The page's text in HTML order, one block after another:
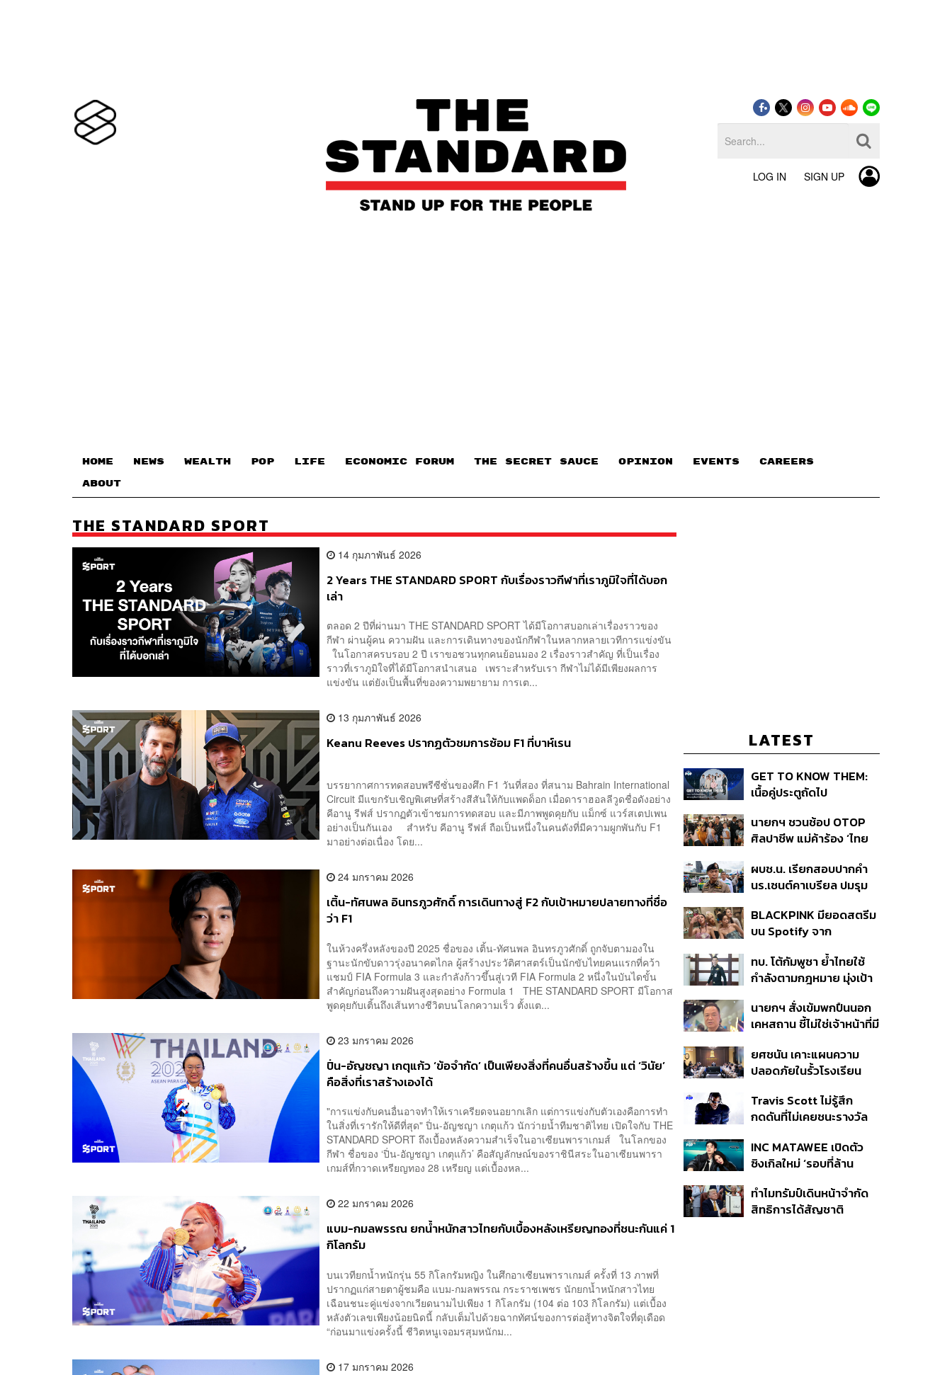
LOG IN SIGN UP
HOME NEWS WEALTH POP LIFE ECONOMIC FORUM THE SECRET SAUCE​ OPINION EVENTS CAREERS
ABOUT
THE STANDARD SPORT
14 กุมภาพันธ์ 2026
2 Years THE STANDARD SPORT กับเรื่องราวกีฬาที่เราภูมิใจที่ได้บอก
เล่า
ตลอด 2 ปีที่ผ่านมา THE STANDARD SPORT ได้มีโอกาสบอกเล่าเรื่องราวของ
กีฬา ผ่านผู้คน ความฝัน และการเดินทางของนักกีฬาในหลากหลายเวทีการแข่งขัน
ในโอกาสครบรอบ 2 ปี เราขอชวนทุกคนย้อนมอง 2 เรื่องราวสำคัญ ที่เป็นเรื่อง
ราวที่เราภูมิใจที่ได้มีโอกาสนำเสนอ เพราะสำหรับเรา กีฬาไม่ได้มีเพียงผลการ
แข่งขัน แต่ยังเป็นพื้นที่ของความพยายาม การเต...
13 กุมภาพันธ์ 2026
Keanu Reeves ปรากฏตัวชมการซ้อม F1 ที่บาห์เรน
บรรยากาศการทดสอบพรีซีซั่นของศึก F1 วันที่สอง ที่สนาม Bahrain International
Circuit มีแขกรับเชิญพิเศษที่สร้างสีสันให้กับแพดด็อก เมื่อดาราฮอลลีวูดชื่อดังอย่าง
คีอานู รีฟส์ ปรากฏตัวเข้าชมการทดสอบ และมีภาพพูดคุยกับ แม็กซ์ แวร์สเตปเพน
อย่างเป็นกันเอง สำหรับ คีอานู รีฟส์ ถือเป็นหนึ่งในคนดังที่มีความผูกพันกับ F1
มาอย่างต่อเนื่อง โดย...
24 มกราคม 2026
เติ้น-ทัศนพล อินทรภูวศักดิ์ การเดินทางสู่ F2 กับเป้าหมายปลายทางที่ชื่อ
ว่า F1
ในห้วงครึ่งหลังของปี 2025 ชื่อของ เติ้น-ทัศนพล อินทรภูวศักดิ์ ถูกจับตามองใน
ฐานะนักขับดาวรุ่งอนาคตไกล ผู้สร้างประวัติศาสตร์เป็นนักขับไทยคนแรกที่คว้า
แชมป์ FIA Formula 3 และกำลังก้าวขึ้นสู่เวที FIA Formula 2 หนึ่งในบันไดขั้น
สำคัญก่อนถึงความฝันสูงสุดอย่าง Formula 1 THE STANDARD SPORT มีโอกาส
พูดคุยกับเติ้นถึงเส้นทางชีวิตบนโลกความเร็ว ตั้งแต...
23 มกราคม 2026
ปิ่น-อัญชญา เกตุแก้ว ‘ข้อจำกัด’ เป็นเพียงสิ่งที่คนอื่นสร้างขึ้น แต่ ‘วินัย’
คือสิ่งที่เราสร้างเองได้
"การแข่งกับคนอื่นอาจทำให้เราเครียดจนอยากเลิก แต่การแข่งกับตัวเองคือการทำ
ในสิ่งที่เรารักให้ดีที่สุด" ปิ่น-อัญชญา เกตุแก้ว นักว่ายน้ำทีมชาติไทย เปิดใจกับ THE
STANDARD SPORT ถึงเบื้องหลังความสำเร็จในอาเซียนพาราเกมส์ ในโลกของ
กีฬา ชื่อของ ‘ปิ่น-อัญชญา เกตุแก้ว’ คือสัญลักษณ์ของราชินีสระในอาเซียนพารา
เกมส์ที่กวาดเหรียญทอง 28 เหรียญ แต่เบื้องหล...
22 มกราคม 2026
แบม-กมลพรรณ ยกน้ำหนักสาวไทยกับเบื้องหลังเหรียญทองที่ชนะกันแค่ 1
กิโลกรัม
บนเวทียกน้ำหนักรุ่น 55 กิโลกรัมหญิง ในศึกอาเซียนพาราเกมส์ ครั้งที่ 13 ภาพที่
ปรากฏแก่สายตาผู้ชมคือ แบม-กมลพรรณ กระราชเพชร นักยกน้ำหนักสาวไทย
เฉือนชนะคู่แข่งจากเวียดนามไปเพียง 1 กิโลกรัม (104 ต่อ 103 กิโลกรัม) แต่เบื้อง
หลังตัวเลขเพียงน้อยนิดนี้ กลับเต็มไปด้วยฉากทัศน์ของการต่อสู้ทางจิตใจที่ดุเดือด
“ก่อนมาแข่งครั้งนี้ ชีวิตหนูเจอมรสุมหนักม...
17 มกราคม 2026
LATEST
GET TO KNOW THEM:
เนื้อคู่ประตูถัดไป
นายกฯ ชวนช้อป OTOP
ศิลปาชีพ แม่ค้าร้อง ‘ไทย
ถามมีต่อไหม นายกฯ ตอบ
‘เดี๋ยวจะพยายาม’
ผบช.น. เรียกสอบปากคำ
นร.เซนต์คาเบรียล ปมรุม
ดำเนินคดีแล้ว
BLACKPINK มียอดสตรีม
บน Spotify จาก
ครั้ง ตลอด 10 ปีที่ผ่านมา
ทบ. โต้กัมพูชา ย้ำไทยใช้
กำลังตามกฎหมาย มุ่งเป้า
หายไทยไม่อาจลบด้วย
ข้อมูลบิดเบือน
นายกฯ สั่งเข้มพกปืนนอก
เคหสถาน ชี้ไม่ใช่เจ้าหน้าที่มี
ก่อเหตุ เจ้าของร่วมรับผิด
ยศชนัน เคาะแผนความ
ปลอดภัยในรั้วโรงเรียน
ดูแล-คุมเข้มคัดกรองสิ่ง
ผิดกฎหมาย
Travis Scott ไม่รู้สึก
กดดันที่ไม่เคยชนะรางวัล
แล้ว 10 ครั้ง
INC MATAWEE เปิดตัว
ซิงเกิลใหม่ ‘รอบที่ล้าน
มาแสดงในมิวสิกวิดีโอ
ทำไมทรัมป์เดินหน้าจำกัด
สิทธิการได้สัญชาติ